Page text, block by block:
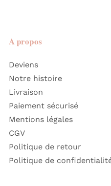
A propos
Deviens
Notre histoire
Livraison
Paiement sécurisé
Mentions légales
CGV
Politique de retour
Politique de